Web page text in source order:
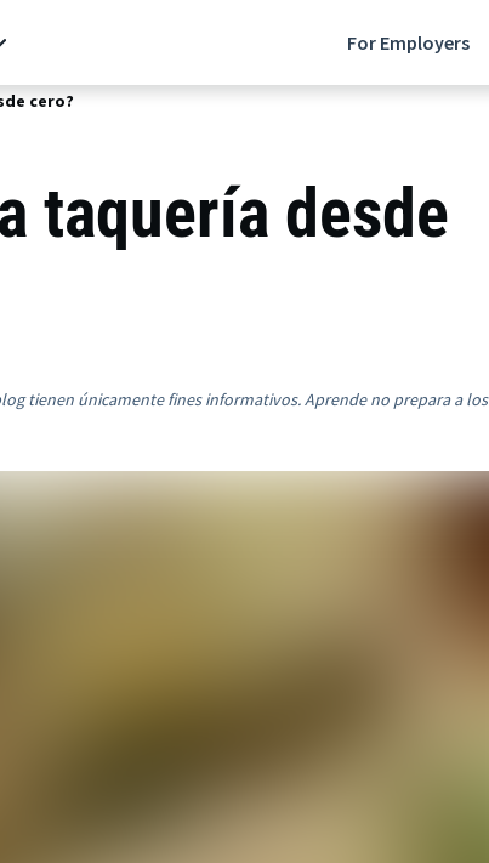
For Employers
cero?
taquería desde
tienen únicamente fines informativos. Aprende no prepara a los